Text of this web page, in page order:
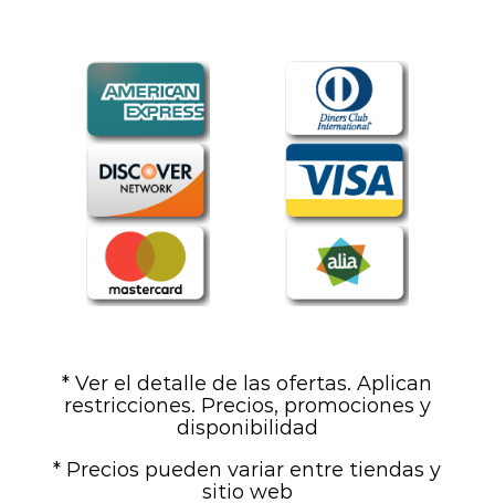
* Ver el detalle de las ofertas. Aplican
restricciones. Precios, promociones y
disponibilidad
* Precios pueden variar entre tiendas y
sitio web